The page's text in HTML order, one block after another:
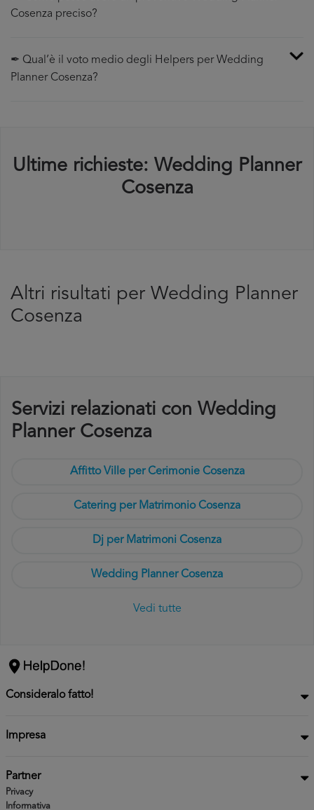
Cosenza preciso?
✒ Qual’è il voto medio degli Helpers per Wedding
Planner Cosenza?
Ultime richieste: Wedding Planner
Cosenza
Altri risultati per Wedding Planner
Cosenza
Servizi relazionati con Wedding
Planner Cosenza
Affitto Ville per Cerimonie Cosenza
Catering per Matrimonio Cosenza
Dj per Matrimoni Cosenza
Wedding Planner Cosenza
Vedi tutte
Consideralo fatto!
Impresa
Partner
Privacy
Informativa